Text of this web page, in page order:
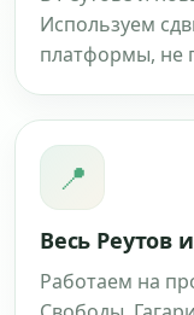
Используем
платформы, не
📍
Весь Реутов
Работаем на